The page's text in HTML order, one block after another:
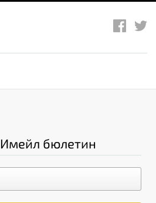
Имейл бюлетин